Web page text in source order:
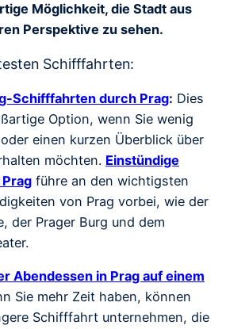
Möglichkeit, die Stadt aus
Perspektive zu sehen.
Schifffahrten:
Schifffahrten durch Prag: Dies
Option, wenn Sie wenig
einen kurzen Überblick über
möchten. Einstündige
führe an den wichtigsten
von Prag vorbei, wie der
der Prager Burg und dem
Abendessen in Prag auf einem
Sie mehr Zeit haben, können
Schifffahrt unternehmen, die